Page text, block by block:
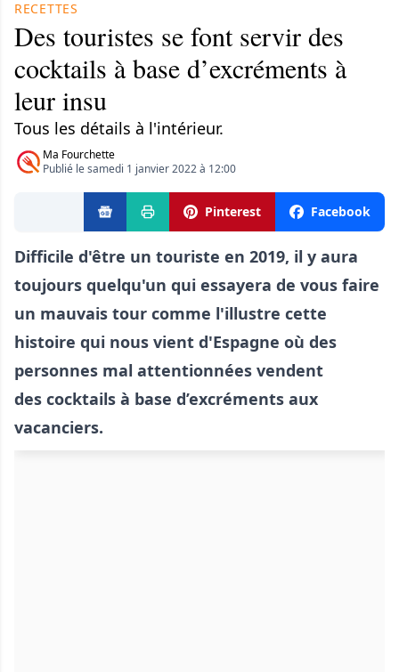
RECETTES
Des touristes se font servir des
cocktails à base d’excréments à
leur insu
Tous les détails à l'intérieur.
Ma Fourchette
Publié le samedi 1 janvier 2022 à 12:00
Pinterest Facebook
Difficile d'être un touriste en 2019, il y aura
toujours quelqu'un qui essayera de vous faire
un mauvais tour comme l'illustre cette
histoire qui nous vient d'Espagne où des
personnes mal attentionnées vendent
des cocktails à base d’excréments aux
vacanciers.